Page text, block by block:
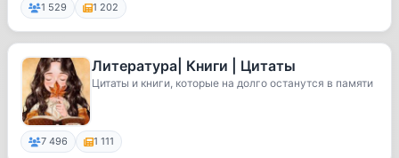
1 529 1 202
Литература| Книги | Цитаты
Цитаты и книги, которые на долго останутся в памяти
7 496 1 111